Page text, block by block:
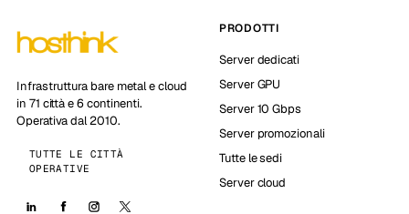
Infrastruttura bare metal e cloud
in 71 città e 6 continenti.
Operativa dal 2010.
TUTTE LE CITTÀ
OPERATIVE
PRODOTTI
Server dedicati
Server GPU
Server 10 Gbps
Server promozionali
Tutte le sedi
Server cloud